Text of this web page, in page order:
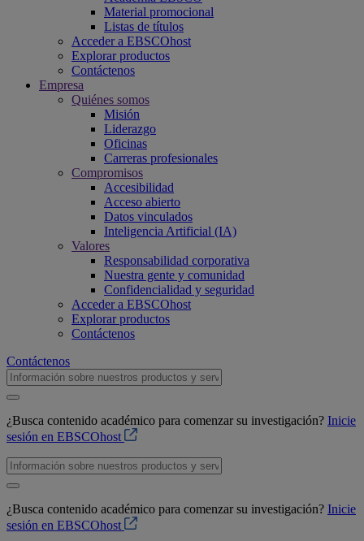
Material promocional
Listas de títulos
Acceder a EBSCOhost
Explorar productos
Contáctenos
Empresa
Quiénes somos
Misión
Liderazgo
Oficinas
Carreras profesionales
Compromisos
Accesibilidad
Acceso abierto
Datos vinculados
Inteligencia Artificial (IA)
Valores
Responsabilidad corporativa
Nuestra gente y comunidad
Confidencialidad y seguridad
Acceder a EBSCOhost
Explorar productos
Contáctenos
Contáctenos
¿Busca contenido académico para comenzar su investigación? Inicie
sesión en EBSCOhost
¿Busca contenido académico para comenzar su investigación? Inicie
sesión en EBSCOhost